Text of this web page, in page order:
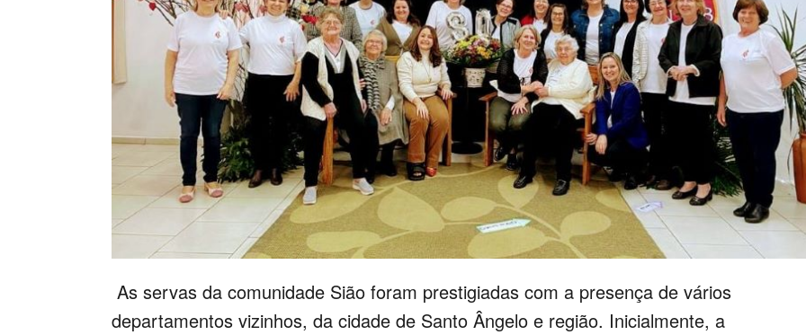
As servas da comunidade Sião foram prestigiadas com a presença de vários
departamentos vizinhos, da cidade de Santo Ângelo e região. Inicialmente, a